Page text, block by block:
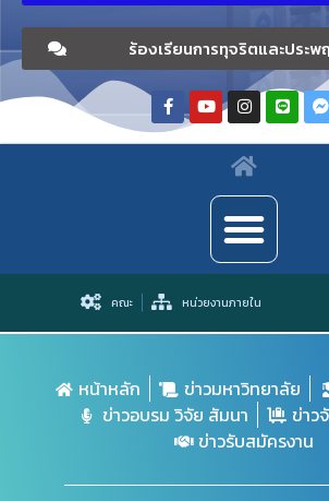
ร้องเรียนการทุจริตและประ
คณะ หน่วยงานภายใน
หน้าหลัก ข่าวมหาวิทยาลัย
ข่าวอบรม วิจัย สัมนา
ข่าว
ข่าวรับสมัครงาน